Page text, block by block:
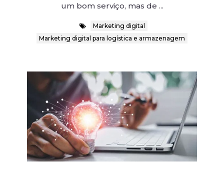
um bom serviço, mas de ...
Marketing digital
Marketing digital para logística e armazenagem